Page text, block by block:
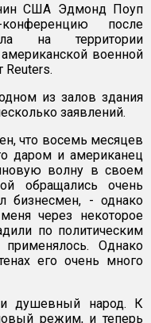
США Эдмонд Поуп
после
на территории
военной
Reuters.
из залов здания
заявлений.
что восемь месяцев
даром и американец
волну в своем
обращались очень
бизнесмен, - однако
через некоторое
по политическим
Однако
его очень много
и душевный народ. К
режим, и теперь